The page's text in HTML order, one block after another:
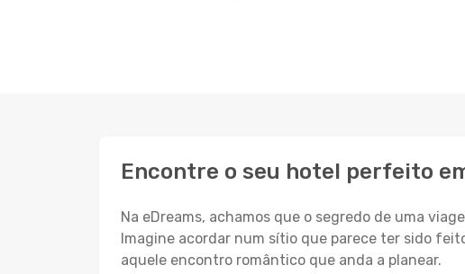
Encontre o seu hotel perfeito
Na eDreams, achamos que o segredo de uma
Imagine acordar num sítio que parece ter sido
aquele encontro romântico que anda a planear.